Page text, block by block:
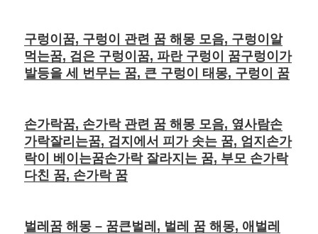
구렁이꿈, 구렁이 관련 꿈 해몽 모음, 구렁이알
먹는꿈, 검은 구렁이꿈, 파란 구렁이 꿈구렁이가
발등을 세 번무는 꿈, 큰 구렁이 태몽, 구렁이 꿈
손가락꿈, 손가락 관련 꿈 해몽 모음, 옆사람손
가락잘리는꿈, 검지에서 피가 솟는 꿈, 엄지손가
락이 베이는꿈손가락 잘라지는 꿈, 부모 손가락
다친 꿈, 손가락 꿈
벌레꿈 해몽 – 꿈큰벌레, 벌레 꿈 해몽, 애벌레